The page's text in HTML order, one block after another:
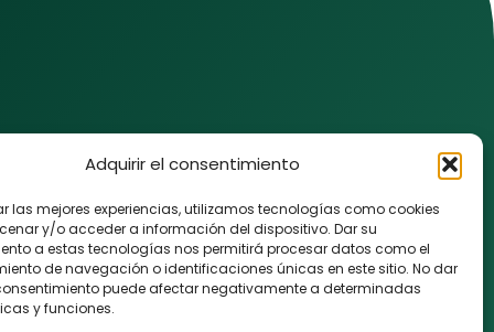
Adquirir el consentimiento
las mejores experiencias, utilizamos tecnologías como cookies
y/o acceder a información del dispositivo. Dar su
a estas tecnologías nos permitirá procesar datos como el
de navegación o identificaciones únicas en este sitio. No dar
puede afectar negativamente a determinadas
y funciones.
noticias